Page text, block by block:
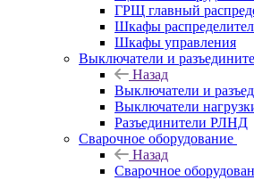
ГРЩ главный
Шкафы
Шкафы управления
Выключатели и
Назад
Выключатели и
Выключатели
Разъединители РЛНД
Сварочное оборудование
Назад
Сварочное